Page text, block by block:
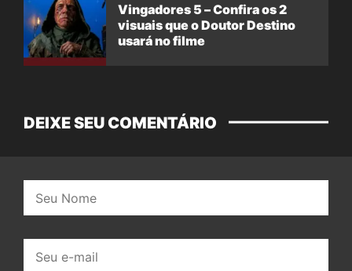
Vingadores 5 – Confira os 2
visuais que o Doutor Destino
usará no filme
DEIXE SEU COMENTÁRIO
mail: